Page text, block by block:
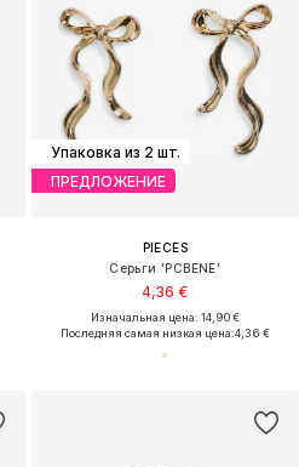
Упаковка из 2 шт.
ПРЕДЛОЖЕНИЕ
PIECES
Серьги 'PCBENE'
4,36 €
Изначальная цена: 14,90 €
Последняя самая низкая цена:4,36 €